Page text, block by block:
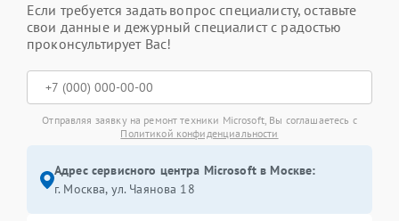
Если требуется задать вопрос специалисту, оставьте
свои данные и дежурный специалист с радостью
проконсультирует Вас!
Отправляя заявку на ремонт техники Microsoft, Вы соглашаетесь с
Политикой конфиденциальности
Адрес сервисного центра Microsoft в Москве:
г. Москва, ул. Чаянова 18